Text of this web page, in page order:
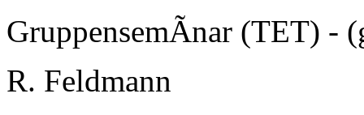
GruppensemÃ­nar (TET) -
R. Feldmann